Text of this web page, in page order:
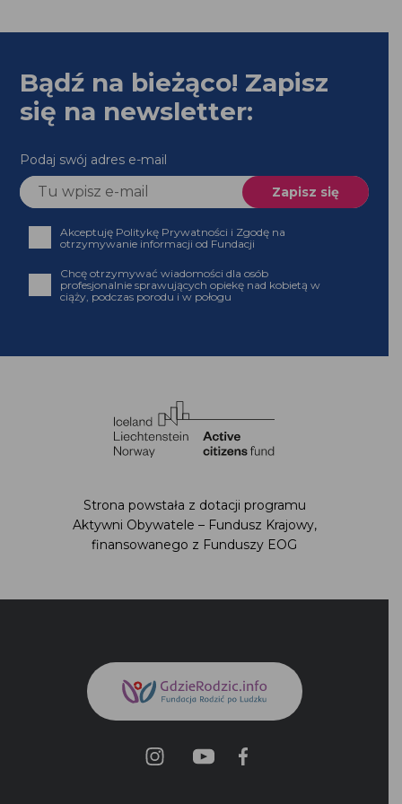
Bądź na bieżąco! Zapisz
się na newsletter:
Podaj swój adres e-mail
Akceptuję Politykę Prywatności i Zgodę na
otrzymywanie informacji od Fundacji
Chcę otrzymywać wiadomości dla osób profesjonalnie
sprawujących opiekę nad kobietą w ciąży, podczas
porodu i w połogu
Strona powstała z dotacji programu Aktywni
Obywatele – Fundusz Krajowy,
finansowanego z Funduszy EOG